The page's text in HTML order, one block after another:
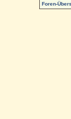
Foren-